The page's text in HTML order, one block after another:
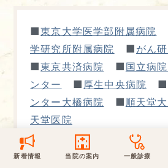
■東京大学医学部附属病院
学研究所附属病院
■ がん
■東京共済病院 ■ 国立病
ンター
■ 厚生中央病院 ■
ンター大橋病院
■ 順天堂
天堂医院
新着情報
新着ブログ
取材協力
桑満院長のtwitter 松
当院の案内
アクセス・
当院のポリ
個人情報保護方針
一般診療
形成外科
※ 木・日・祝は休
電話でのお問い
0120-50-5929
木・日・祝は休診
地図アプリで経路